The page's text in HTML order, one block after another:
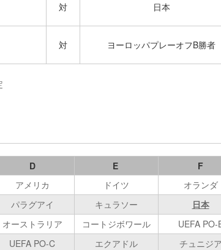
対 日本
対 ヨーロッパプレーオフB勝者
D E
F
アメリカ ドイツ
オランダ
パラグアイ キュラソー
日本
オーストラリア コートジボワール
UEFA PO-
UEFA PO-C エクアドル
チュニジ